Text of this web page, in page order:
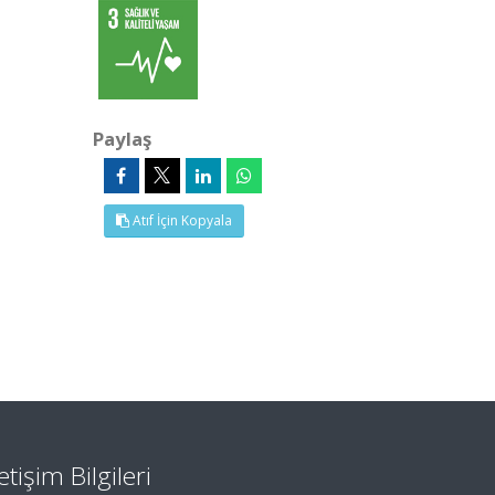
Paylaş
Atıf İçin Kopyala
Bilgileri